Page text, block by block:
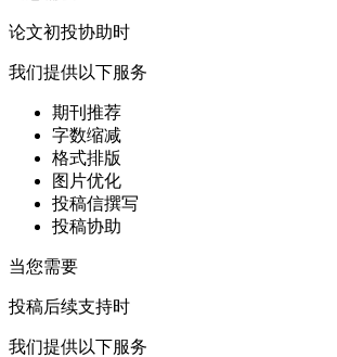
论文初投协助时
我们提供以下服务
期刊推荐
字数缩减
格式排版
图片优化
投稿信撰写
投稿协助
当您需要
投稿后续支持时
我们提供以下服务